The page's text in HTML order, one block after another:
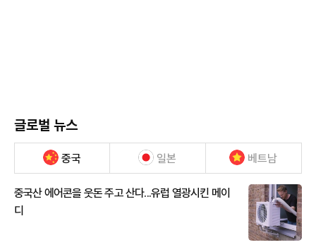
글로벌 뉴스
중국 일본 베트남
중국산 에어콘을 웃돈 주고 산다...유럽 열광시킨 메이
디